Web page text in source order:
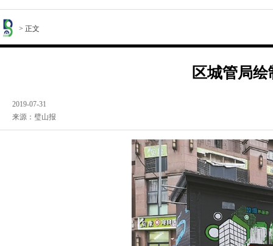
> 正文
区城管局
2019-07-31
来源：璧山报